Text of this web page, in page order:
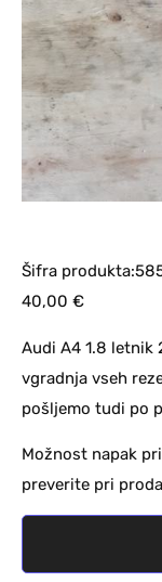
Šifra
40,00 €
Audi A4 1.8 letnik
vgradnja vseh
pošljemo tudi po
Možnost napak
preverite pri